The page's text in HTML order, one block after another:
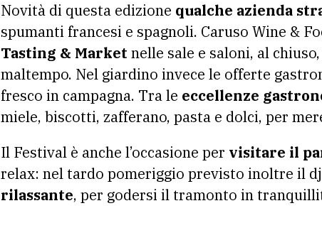
Novità di questa edizione qualche azienda
spumanti francesi e spagnoli. Caruso Wine &
Tasting & Market nelle sale e saloni, al
maltempo. Nel giardino invece le offerte
fresco in campagna. Tra le eccellenze
miele, biscotti, zafferano, pasta e dolci, per
Il Festival è anche l’occasione per visitare il
relax: nel tardo pomeriggio previsto inoltre il
rilassante, per godersi il tramonto in